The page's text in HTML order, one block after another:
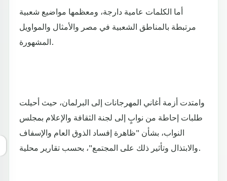
أما الكلمات عامية دارجة، ومعظمها مواضيع شعبية
مرتبطة بالمناطق الشعبية في مصر والأمثال والمواويل
المشهورة.
وامتدت أزمة أغاني المهرجانات إلى البرلمان، حيث أحيلت
طلبات إحاطة من نوابٍ إلى لجنة الثقافة والإعلام بمجلس
النواب، بشأن "ظاهرة إفساد الذوق العام والإسفاف
والابتذال وتأثير ذلك على المجتمع"، بحسب تقارير محلية.